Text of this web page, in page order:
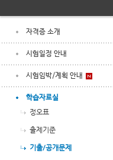
자격증 소개
시험일정 안내
시험임박/계획 안내
학습자료실
정오표
출제기준
기출/공개문제